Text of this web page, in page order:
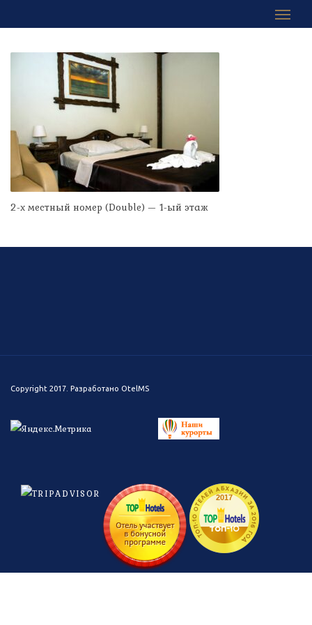
2-х местный номер (Double) — 1-ый этаж
Copyright 2017. Разработано OtelMS
2017
топ-10
ТОП-10 ОТЕЛЕЙ АБХАЗИИ ЗА 2016 ГОД